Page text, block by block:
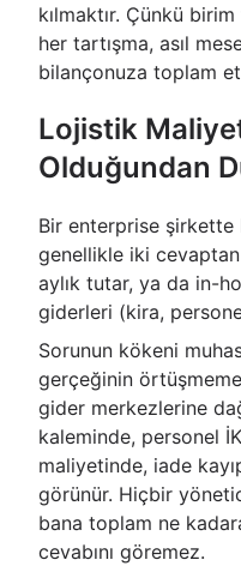
kılmaktır. Çünkü
her tartışma, asıl
bilançonuza toplam
Lojistik
Olduğundan
Bir enterprise
genellikle iki
aylık tutar, ya da in-
giderleri (kira,
Sorunun kökeni
gerçeğinin
gider merkezlerine
kaleminde, personel
maliyetinde, iade
görünür. Hiçbir
bana toplam ne
cevabını göremez.